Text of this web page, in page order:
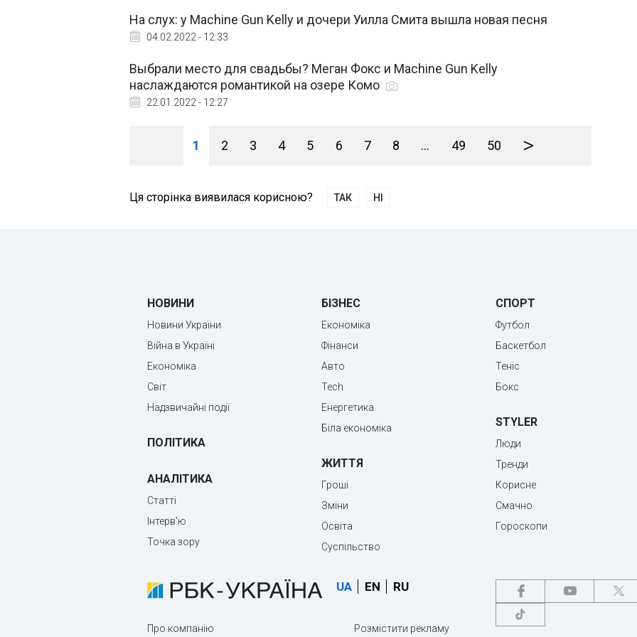
На слух: у Machine Gun Kelly и дочери Уилла Смита вышла новая песня
04.02.2022 - 12:33
Выбрали место для свадьбы? Меган Фокс и Machine Gun Kelly
наслаждаются романтикой на озере Комо
22.01.2022 - 12:27
1 2 3 4 5 6 7 8 ... 49 50 >
Ця сторінка виявилася корисною? ТАК НІ
НОВИНИ
Новини України
Війна в Україні
Економіка
Світ
Надзвичайні події
ПОЛІТИКА
АНАЛІТИКА
Статті
Інтерв'ю
Точка зору
БІЗНЕС
Економіка
Фінанси
Авто
Tech
Енергетика
Біла економіка
ЖИТТЯ
Гроші
Зміни
Освіта
Суспільство
СПОРТ
Футбол
Баскетбол
Теніс
Бокс
STYLER
Люди
Тренди
Корисне
Смачно
Гороскопи
UA EN RU
Про компанію Розмістити рекламу